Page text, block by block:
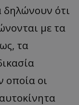
δηλώνουν ότι
με τα
τα
οποία οι